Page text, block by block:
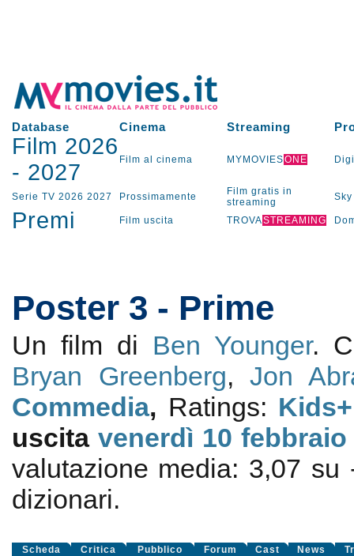
Database Cinema Streaming
Film 2026
- 2027 Film al cinema MYMOVIESONE
Serie TV 2026 2027 Prossimamente
Film gratis in
streaming
Sky
Premi Film uscita TROVASTREAMING
Poster 3 - Prime
Un film di Ben Younger.
Bryan Greenberg,Jon
Commedia, Ratings:
uscita venerdì 10 febbraio
valutazione media: 3,07 su
dizionari.
Scheda Critica Pubblico Forum Cast News